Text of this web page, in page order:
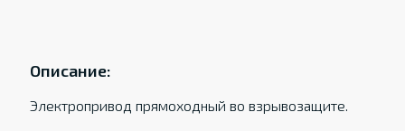
Описание:
Электропривод прямоходный во взрывозащите.